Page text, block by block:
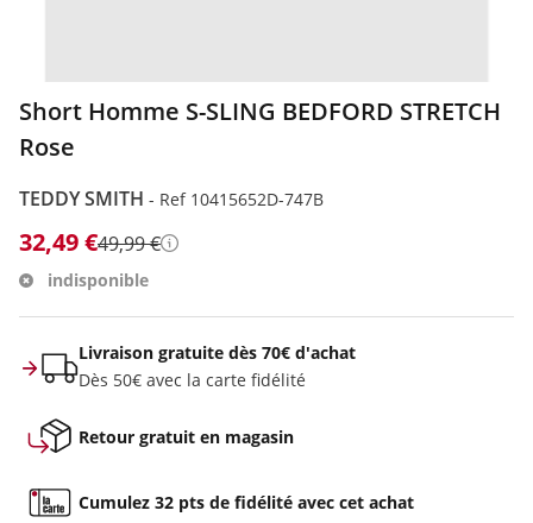
Short Homme S-SLING BEDFORD STRETCH
Rose
TEDDY SMITH - Ref 10415652D-747B
32,49 €49,99 € Détails
indisponible
Livraison gratuite dès 70€ d'achat
Dès 50€ avec la carte fidélité
Retour gratuit en magasin
Cumulez 32 pts de fidélité avec cet achat